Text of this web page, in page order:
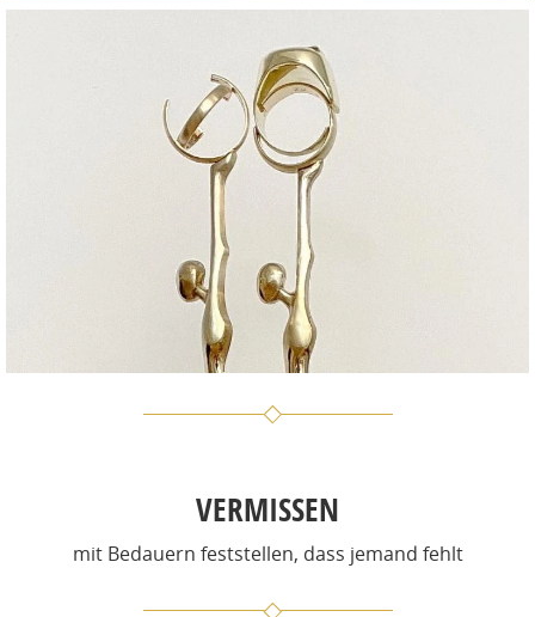
VERMISSEN
mit Bedauern feststellen, dass jemand fehlt